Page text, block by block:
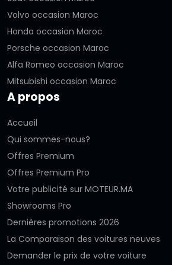
Volvo occasion Maroc
Honda occasion Maroc
Porsche occasion Maroc
Alfa Romeo occasion Maroc
Mitsubishi occasion Maroc
A propos
Accueil
Qui sommes-nous?
Offres Premium
Offres Premium Pro
Votre publicité sur MOTEUR.MA
Showrooms Pro
Dernières promotions 2026
La Comparaison des voitures neuves
Demander le prix de votre voiture